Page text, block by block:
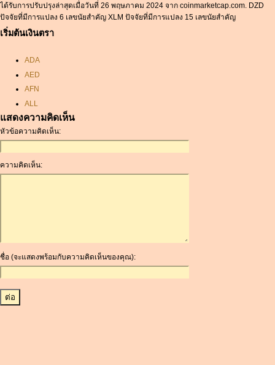
ได้รับการปรับปรุงล่าสุดเมื่อวันที่ 26 พฤษภาคม 2024 จาก coinmarketcap.com. DZD
ปัจจัยที่มีการแปลง 6 เลขนัยสำคัญ XLM ปัจจัยที่มีการแปลง 15 เลขนัยสำคัญ
เริ่มต้นเงินตรา
ADA
AED
AFN
ALL
AMD
ANC
AOA
ARDR
BAM
แสดงความคิดเห็น
หัวข้อความคิดเห็น:
ความคิดเห็น:
ชื่อ (จะแสดงพร้อมกับความคิดเห็นของคุณ):